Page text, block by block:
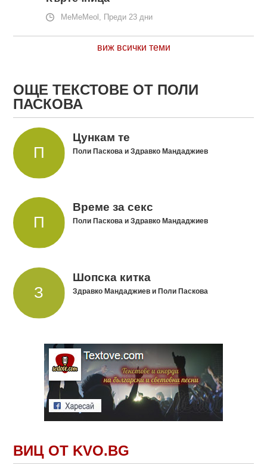
MeMeMeol, Преди 23 дни
виж всички теми
ОЩЕ ТЕКСТОВЕ ОТ ПОЛИ
ПАСКОВА
Цункам те
Поли Паскова и Здравко Мандаджиев
Време за секс
Поли Паскова и Здравко Мандаджиев
Шопска китка
Здравко Мандаджиев и Поли Паскова
ВИЦ ОТ KVO.BG